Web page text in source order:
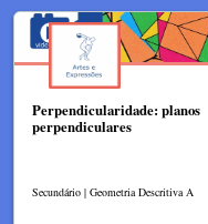
Perpendicularidade: planos
perpendiculares
Secundário | Geometria Descritiva A